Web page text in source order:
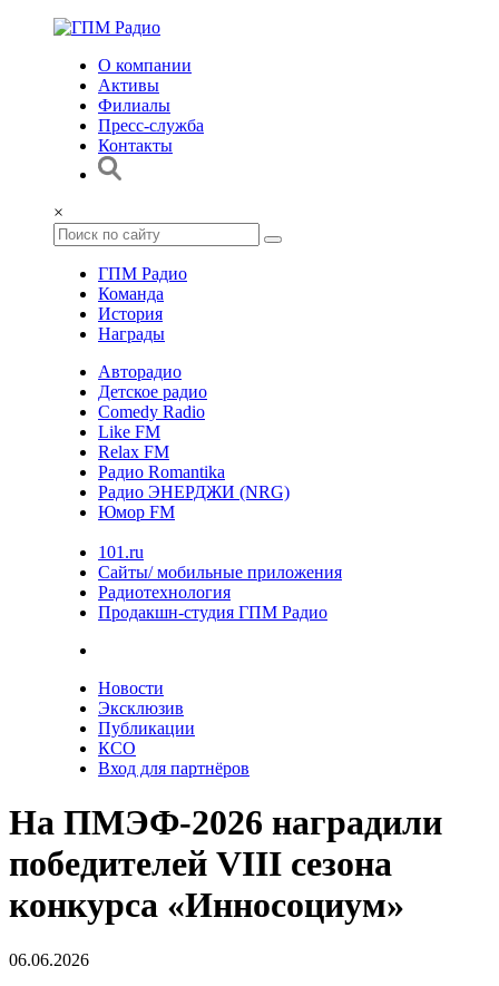
О компании
Активы
Филиалы
Пресс-служба
Контакты
×
ГПМ Радио
Команда
История
Награды
Авторадио
Детское радио
Comedy Radio
Like FM
Relax FM
Радио Romantika
Радио ЭНЕРДЖИ (NRG)
Юмор FM
101.ru
Сайты/ мобильные приложения
Радиотехнология
Продакшн-студия ГПМ Радио
Новости
Эксклюзив
Публикации
КСО
Вход для партнёров
На ПМЭФ-2026 наградили
победителей VIII сезона
конкурса «Инносоциум»
06.06.2026